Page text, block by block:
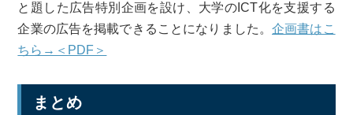
と題した広告特別企画を設け、大学のICT化を支援する
企業の広告を掲載できることになりました。企画書はこ
ちら→＜PDF＞
まとめ